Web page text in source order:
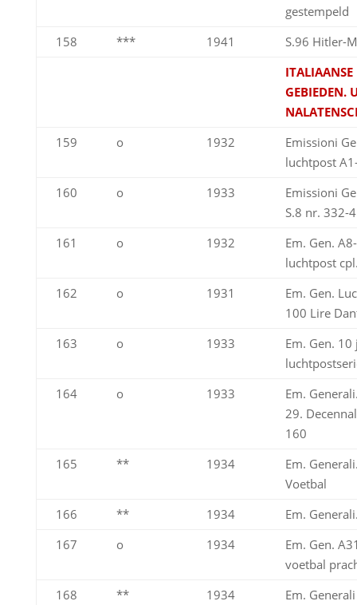
gestempeld
158
*** 1941
S.96 Hitler-
GEBIEDEN.
159
o 1932
Emissioni
luchtpost
160
o 1933
Emissioni
S.8 nr. 332-
161
o 1932
Em. Gen.
luchtpost
162
o 1931
Em. Gen.
100 Lire
163
o 1933
Em. Gen.
164
o 1933
Em.
29.
160
165
** 1934
Em.
Voetbal
166
** 1934
Em.
167
o 1934
Em. Gen.
voetbal
168
** 1934
Em.